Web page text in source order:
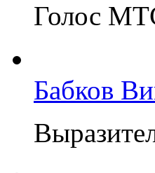
Голос
Бабков